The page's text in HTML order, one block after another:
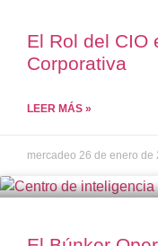
El Rol del CIO
Corporativa
LEER MÁS »
mercadeo 26 de enero de